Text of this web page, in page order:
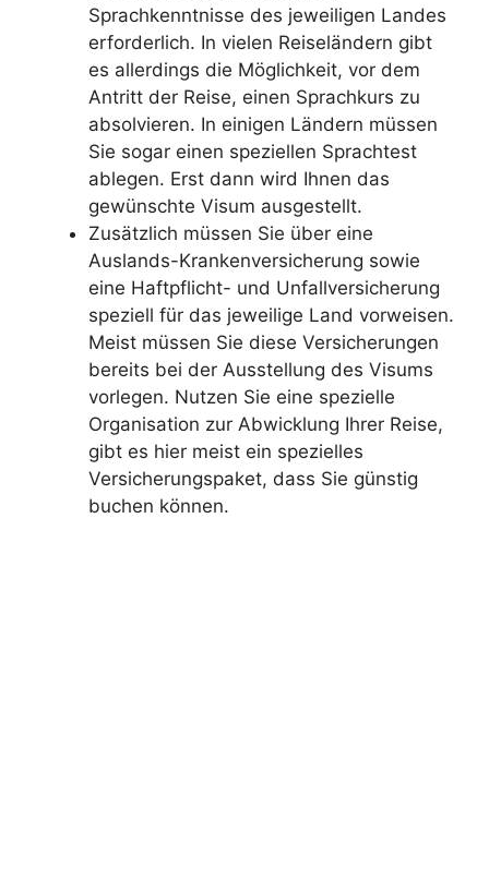
Sprachkenntnisse des jeweiligen Landes
erforderlich. In vielen Reiseländern gibt
es allerdings die Möglichkeit, vor dem
Antritt der Reise, einen Sprachkurs zu
absolvieren. In einigen Ländern müssen
Sie sogar einen speziellen Sprachtest
ablegen. Erst dann wird Ihnen das
gewünschte Visum ausgestellt.
Zusätzlich müssen Sie über eine
Auslands-Krankenversicherung sowie
eine Haftpflicht- und Unfallversicherung
speziell für das jeweilige Land vorweisen.
Meist müssen Sie diese Versicherungen
bereits bei der Ausstellung des Visums
vorlegen. Nutzen Sie eine spezielle
Organisation zur Abwicklung Ihrer Reise,
gibt es hier meist ein spezielles
Versicherungspaket, dass Sie günstig
buchen können.